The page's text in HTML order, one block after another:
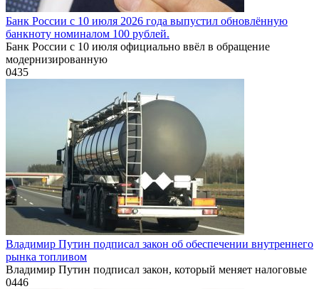
Банк России с 10 июля 2026 года выпустил обновлённую
банкноту номиналом 100 рублей.
Банк России с 10 июля официально ввёл в обращение
модернизированную
0435
Владимир Путин подписал закон об обеспечении внутреннего
рынка топливом
Владимир Путин подписал закон, который меняет налоговые
0446